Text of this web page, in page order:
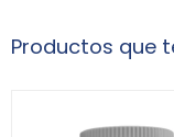
Productos que